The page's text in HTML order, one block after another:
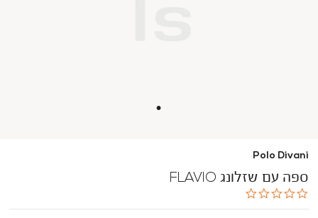
Polo Divani
ספה עם שזלונג FLAVIO